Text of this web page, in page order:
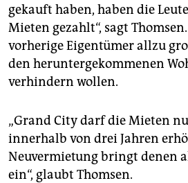
gekauft haben, haben die
Mieten gezahlt“, sagt
vorherige Eigentümer allzu
den heruntergekommenen
verhindern wollen.
„Grand City darf die Mieten
innerhalb von drei Jahren
Neuvermietung bringt denen
ein“, glaubt Thomsen.